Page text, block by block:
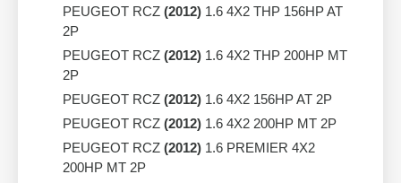
PEUGEOT RCZ (2012) 1.6 4X2 THP 156HP AT
2P
PEUGEOT RCZ (2012) 1.6 4X2 THP 200HP MT
2P
PEUGEOT RCZ (2012) 1.6 4X2 156HP AT 2P
PEUGEOT RCZ (2012) 1.6 4X2 200HP MT 2P
PEUGEOT RCZ (2012) 1.6 PREMIER 4X2
200HP MT 2P